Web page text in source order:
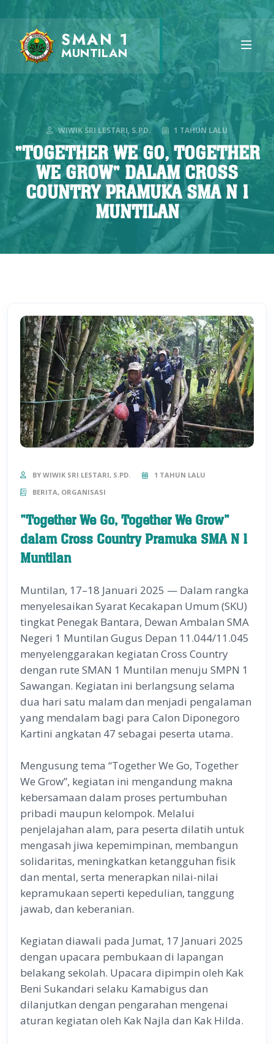
SMAN 1
MUNTILAN
WIWIK SRI LESTARI, S.PD. 1 TAHUN LALU
"TOGETHER WE GO, TOGETHER
WE GROW" DALAM CROSS
COUNTRY PRAMUKA SMA N 1
MUNTILAN
BY WIWIK SRI LESTARI, S.PD.
1 TAHUN LALU
BERITA, ORGANISASI
"Together We Go, Together We Grow"
dalam Cross Country Pramuka SMA N 1
Muntilan
Muntilan, 17–18 Januari 2025 — Dalam rangka
menyelesaikan Syarat Kecakapan Umum (SKU)
tingkat Penegak Bantara, Dewan Ambalan SMA
Negeri 1 Muntilan Gugus Depan 11.044/11.045
menyelenggarakan kegiatan Cross Country
dengan rute SMAN 1 Muntilan menuju SMPN 1
Sawangan. Kegiatan ini berlangsung selama
dua hari satu malam dan menjadi pengalaman
yang mendalam bagi para Calon Diponegoro
Kartini angkatan 47 sebagai peserta utama.
Mengusung tema “Together We Go, Together
We Grow”, kegiatan ini mengandung makna
kebersamaan dalam proses pertumbuhan
pribadi maupun kelompok. Melalui
penjelajahan alam, para peserta dilatih untuk
mengasah jiwa kepemimpinan, membangun
solidaritas, meningkatkan ketangguhan fisik
dan mental, serta menerapkan nilai-nilai
kepramukaan seperti kepedulian, tanggung
jawab, dan keberanian.
Kegiatan diawali pada Jumat, 17 Januari 2025
dengan upacara pembukaan di lapangan
belakang sekolah. Upacara dipimpin oleh Kak
Beni Sukandari selaku Kamabigus dan
dilanjutkan dengan pengarahan mengenai
aturan kegiatan oleh Kak Najla dan Kak Hilda.